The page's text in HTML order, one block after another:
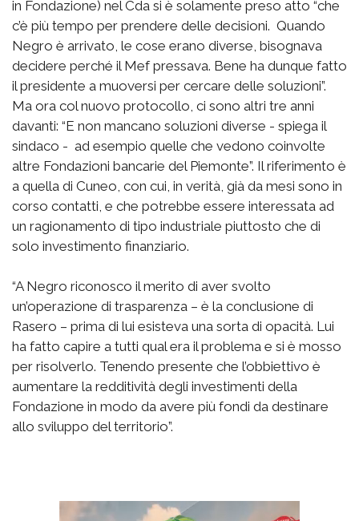
in Fondazione) nel Cda si è solamente preso atto “che
c’è più tempo per prendere delle decisioni. Quando
Negro è arrivato, le cose erano diverse, bisognava
decidere perché il Mef pressava. Bene ha dunque fatto
il presidente a muoversi per cercare delle soluzioni”.
Ma ora col nuovo protocollo, ci sono altri tre anni
davanti: “E non mancano soluzioni diverse - spiega il
sindaco - ad esempio quelle che vedono coinvolte
altre Fondazioni bancarie del Piemonte”. Il riferimento è
a quella di Cuneo, con cui, in verità, già da mesi sono in
corso contatti, e che potrebbe essere interessata ad
un ragionamento di tipo industriale piuttosto che di
solo investimento finanziario.
“A Negro riconosco il merito di aver svolto
un’operazione di trasparenza – è la conclusione di
Rasero – prima di lui esisteva una sorta di opacità. Lui
ha fatto capire a tutti qual era il problema e si è mosso
per risolverlo. Tenendo presente che l’obbiettivo è
aumentare la redditività degli investimenti della
Fondazione in modo da avere più fondi da destinare
allo sviluppo del territorio”.